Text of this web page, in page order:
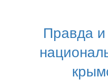
Правда